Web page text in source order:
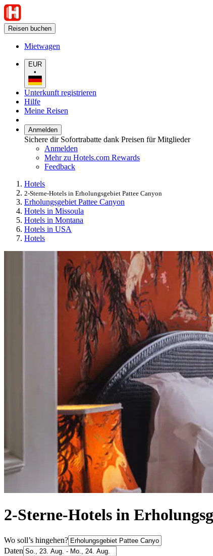
Reisen buchen
Mietwagen
EUR
•
Unterkunft registrieren
Hilfe
Meine Reisen
Anmelden
Sichere dir Sofortrabatte dank Preisen für Mitglieder
Anmelden
Mehr zu Hotels.com Rewards
Feedback
Hotels
2-Sterne-Hotels in Erholungsgebiet Pattee Canyon
Erholungsgebiet Pattee Canyon
Hotels in Missoula
Hotels in Montana
Hotels in USA
Hotels
2-Sterne-Hotels in
Wo soll’s hingehen?
Daten